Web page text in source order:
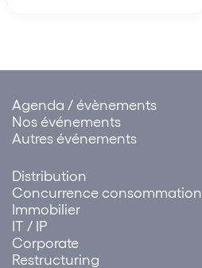
Cette solution influe sur…
Agenda / évènements
Nos événements
Autres événements
Distribution
Concurrence consommation
Immobilier
IT / IP
Corporate
Restructuring